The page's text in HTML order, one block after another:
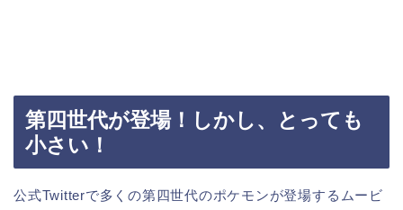
第四世代が登場！しかし、とっても
小さい！
公式Twitterで多くの第四世代のポケモンが登場するムービ